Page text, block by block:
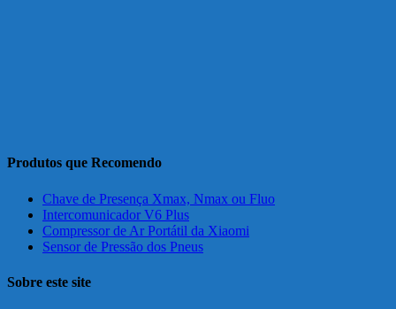
Produtos que Recomendo
Chave de Presença Xmax, Nmax ou Fluo
Intercomunicador V6 Plus
Compressor de Ar Portátil da Xiaomi
Sensor de Pressão dos Pneus
Sobre este site